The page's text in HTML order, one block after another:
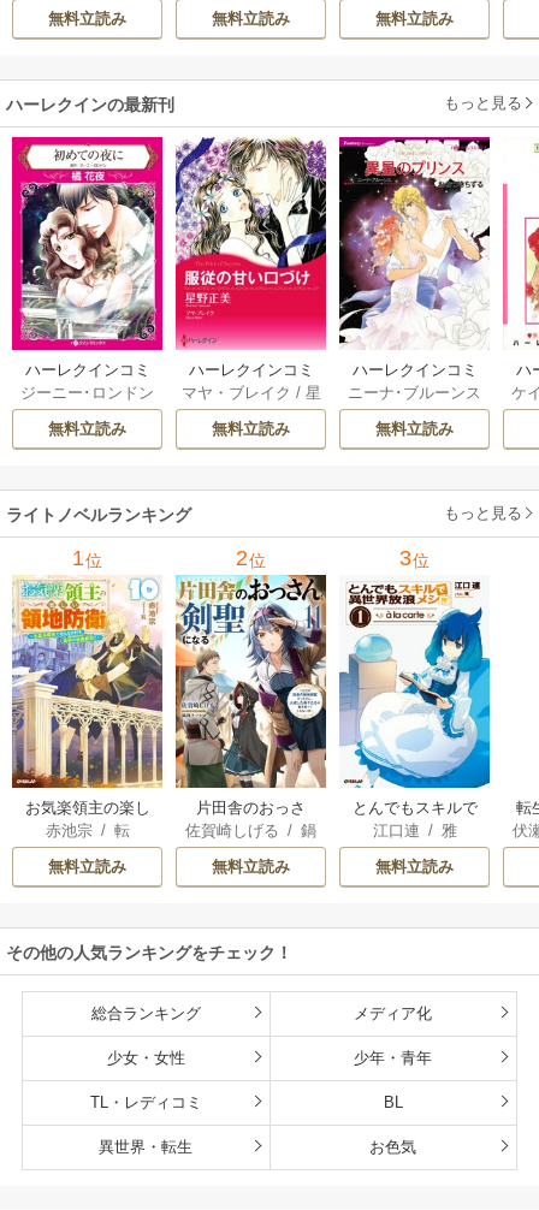
おのいも /
無料立読み
雛宮蝶鼠とりかえ
伝～
/ ゆき哉
無料立読み
が、嫁ぎ先の皇帝
陛下に溺愛されて
無料立読み
ハーレクインの最新刊 もっと見る
ハーレクインコミ
ックス セット 202
6年 vol.1064 1巻
ジーニー･ロンドン
橘花夜/ メアリ
ー･ライアンズ
ーガン/星合操/ア
ン･ウィール/ 津寺
里可子
無料立読み
ハーレクインコミ
ックス セット 202
6年 vol.1002 1巻
マヤ・ブレイク / 星
野正美/ ヘレン･ブ
ルックス/のわきね
ウェイ/一重夕子
無料立読み
ハーレクインコミ
ックス セット 202
6年 vol.1063 1巻
ニーナ･ブルーンス
おおつきちずる
レベッカ･ヨーク
ーディ/海野みつる
サラ･ウッド/流
水凛子
無料立読み
ハ
ッ
ケ
ザ
ライトノベルランキング もっと見る
1位
お気楽領主の楽し
い領地防衛
赤池宗/ 転
無料立読み
2位
片田舎のおっさ
ん、剣聖になる
～ただの田舎の剣
術師範だったの
たちが俺を放って
くれない件～
佐賀崎しげる /鍋
島テツヒロ
無料立読み
3位
とんでもスキルで
異世界放浪メシ
江口連 / 雅
無料立読み
転
伏
その他の人気ランキングをチェック！
総合ランキング メディア化
少女・女性 少年・青年
TL・レディコミ BL
異世界・転生 お色気